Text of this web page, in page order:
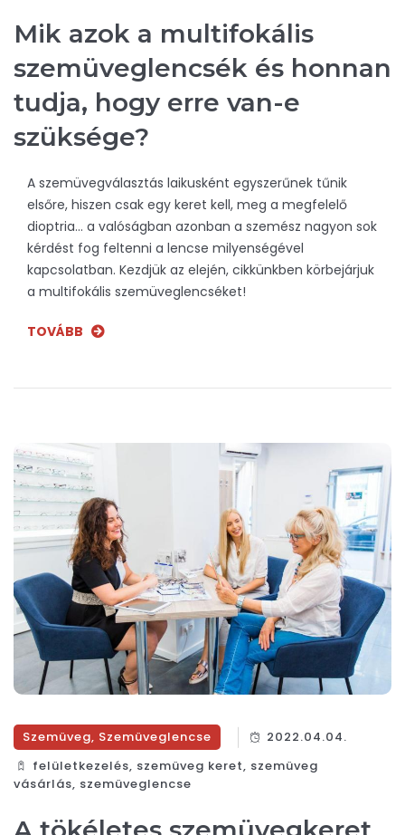
Mik azok a multifokális
szemüveglencsék és honnan
tudja, hogy erre van-e
szüksége?
A szemüvegválasztás laikusként egyszerűnek tűnik
elsőre, hiszen csak egy keret kell, meg a megfelelő
dioptria… a valóságban azonban a szemész nagyon sok
kérdést fog feltenni a lencse milyenségével
kapcsolatban. Kezdjük az elején, cikkünkben körbejárjuk
a multifokális szemüveglencséket!
TOVÁBB
Szemüveg, Szemüveglencse
2022.04.04.
felületkezelés, szemüveg keret, szemüveg
vásárlás, szemüveglencse